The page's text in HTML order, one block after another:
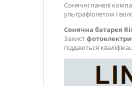
Сонячні панелі
ультрафіолетом і
Сонячна батарея
Захист
піддаються